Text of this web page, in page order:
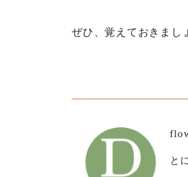
ぜひ、覚えておきまし
と